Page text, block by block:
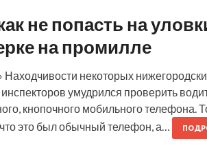
не попасть на
на промилле
Находчивости некоторых
умудрился проверить
кнопочного мобильного телефона.
это был обычный телефон, а…